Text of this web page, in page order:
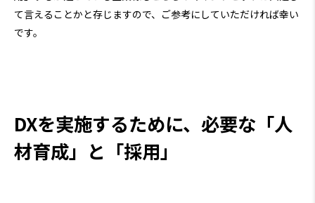
て言えることかと存じますので、ご参考にしていただければ幸い
です。
DXを実施するために、必要な「人
材育成」と「採用」